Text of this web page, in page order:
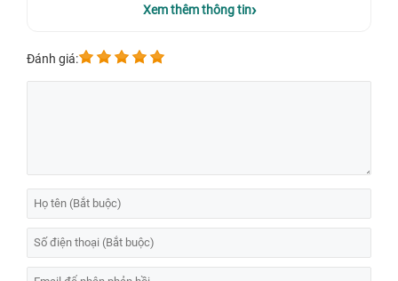
Xem thêm thông tin
Đánh giá: